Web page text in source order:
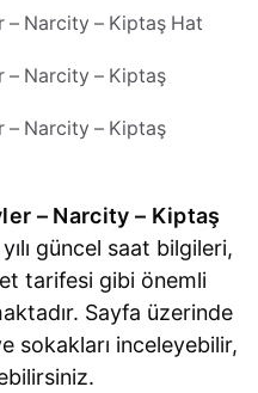
– Narcity – Kiptaş Hat
– Narcity – Kiptaş
– Narcity – Kiptaş
– Narcity – Kiptaş
güncel saat bilgileri,
tarifesi gibi önemli
Sayfa üzerinde
sokakları inceleyebilir,